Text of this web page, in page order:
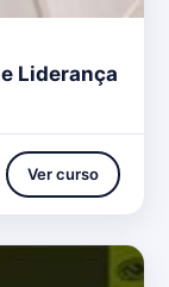
Liderança
Ver curso